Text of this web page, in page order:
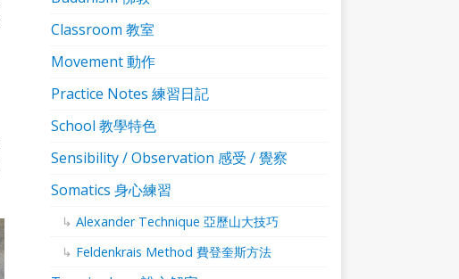
Classroom 教室
Movement 動作
Practice Notes 練習日記
School 教學特色
Sensibility / Observation 感受 / 覺察
Somatics 身心練習
Alexander Technique 亞歷山大技巧
Feldenkrais Method 費登奎斯方法